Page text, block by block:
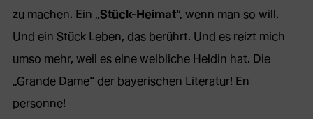
zu machen. Ein „Stück-Heimat“, wenn man so will.
Und ein Stück Leben, das berührt. Und es reizt mich
umso mehr, weil es eine weibliche Heldin hat. Die
„Grande Dame“ der bayerischen Literatur! En
personne!